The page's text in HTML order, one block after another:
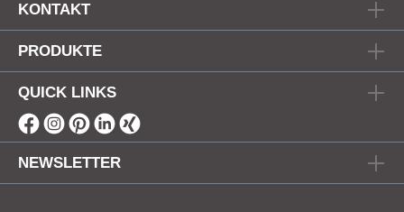
KONTAKT
PRODUKTE
QUICK LINKS
NEWSLETTER